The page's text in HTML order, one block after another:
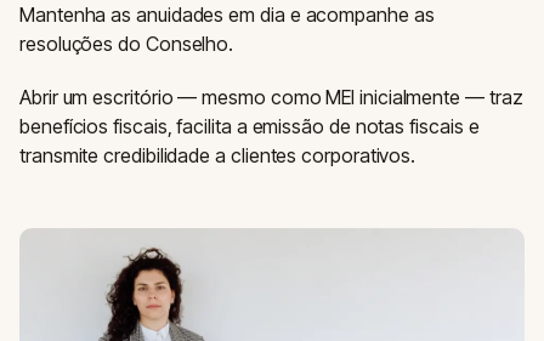
Mantenha as anuidades em dia e acompanhe as
resoluções do Conselho.
Abrir um escritório — mesmo como MEI inicialmente — traz
benefícios fiscais, facilita a emissão de notas fiscais e
transmite credibilidade a clientes corporativos.